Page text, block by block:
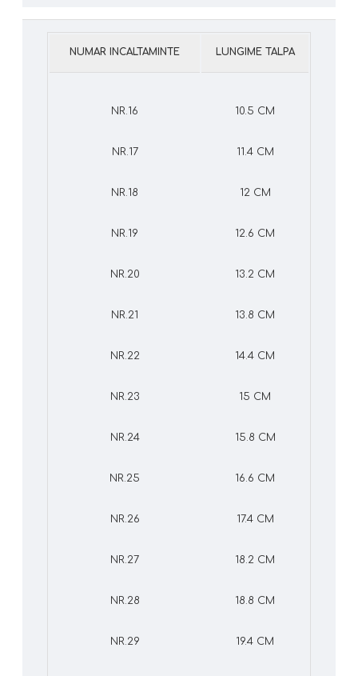
NUMAR INCALTAMINTE LUNGIME TALPA
NR.16 10.5 CM
NR.17 11.4 CM
NR.18 12 CM
NR.19 12.6 CM
NR.20 13.2 CM
NR.21 13.8 CM
NR.22 14.4 CM
NR.23 15 CM
NR.24 15.8 CM
NR.25 16.6 CM
NR.26 17.4 CM
NR.27 18.2 CM
NR.28 18.8 CM
NR.29 19.4 CM